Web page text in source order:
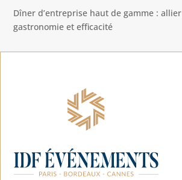
Dîner d’entreprise haut de gamme :
gastronomie et efficacité